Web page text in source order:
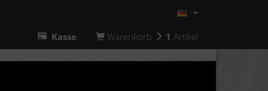
Kasse Warenkorb 1 Artikel